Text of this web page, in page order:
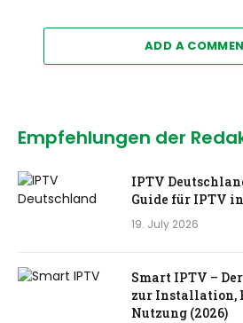
ADD A
Empfehlungen der
IPTV
Guide für IPTV
19. July 2026
Smart IPTV –
zur Installation,
Nutzung (2026)